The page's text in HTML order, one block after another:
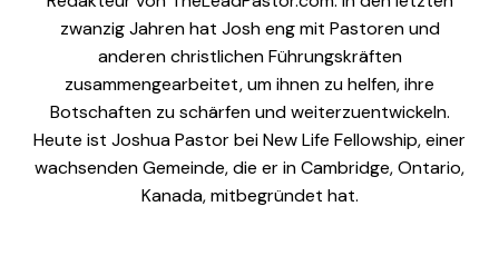
zwanzig Jahren hat Josh eng mit Pastoren und
anderen christlichen Führungskräften
zusammengearbeitet, um ihnen zu helfen, ihre
Botschaften zu schärfen und weiterzuentwickeln.
Heute ist Joshua Pastor bei New Life Fellowship, einer
wachsenden Gemeinde, die er in Cambridge, Ontario,
Kanada, mitbegründet hat.